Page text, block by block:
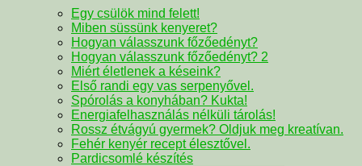
Egy csülök mind felett!
Miben süssünk kenyeret?
Hogyan válasszunk főzőedényt?
Hogyan válasszunk főzőedényt? 2
Miért életlenek a késeink?
Első randi egy vas serpenyővel.
Spórolás a konyhában? Kukta!
Energiafelhasználás nélküli tárolás!
Rossz étvágyú gyermek? Oldjuk meg kreatívan.
Fehér kenyér recept élesztővel.
Pardicsomlé készítés